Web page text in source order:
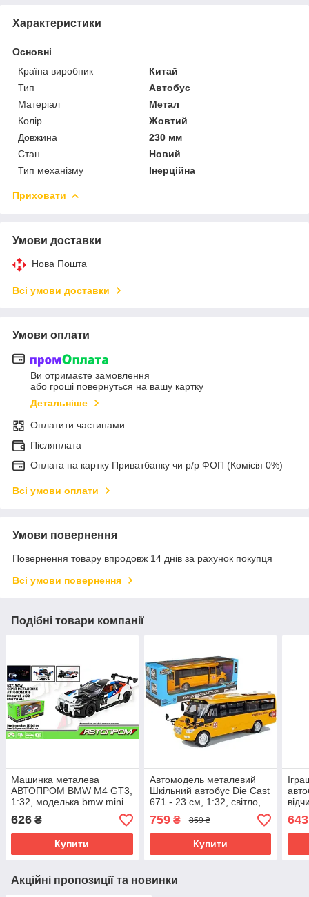
Характеристики
Основні
Країна виробник
Китай
Тип
Автобус
Матеріал
Метал
Колір
Жовтий
Довжина
230 мм
Стан
Новий
Тип механізму
Інерційна
Приховати
Умови доставки
Нова Пошта
Всі умови доставки
Умови оплати
Ви отримаєте замовлення
або гроші повернуться на вашу картку
Детальніше
Оплатити частинами
Післяплата
Оплата на картку Приватбанку чи р/р ФОП (Комісія 0%)
Всі умови оплати
Умови повернення
Повернення товару впродовж 14 днів за рахунок покупця
Всі умови повернення
Подібні товари компанії
Машинка металева
АВТОПРОМ BMW M4 GT3,
1:32, моделька bmw mini
626 ₴
Купити
Автомодель металевий
Шкільний автобус Die Cast
671 - 23 см, 1:32, світло,
759₴ 859 ₴
Купити
звук
643
Акційні пропозиції та новинки